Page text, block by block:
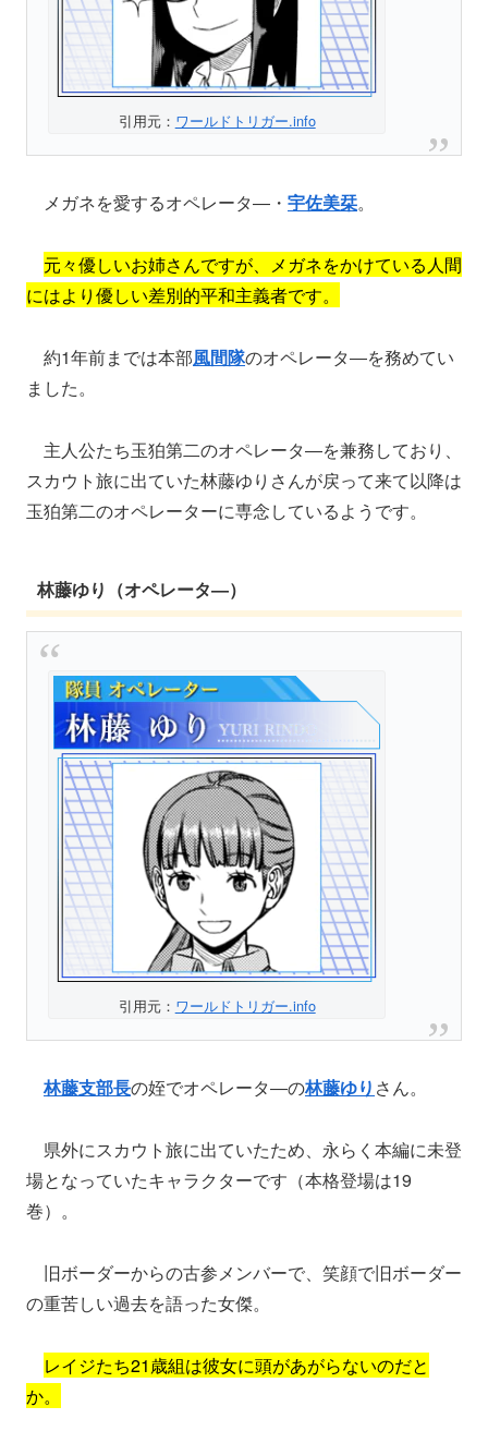
引用元： ワールドトリガー.info
メガネを愛するオペレータ―・ 宇佐美栞。
元々優しいお姉さんですが、メガネをかけている人間
にはより優しい差別的平和主義者です。
約1年前までは本部風間隊のオペレータ―を務めてい
ました。
主人公たち玉狛第二のオペレータ―を兼務しており、
スカウト旅に出ていた林藤ゆりさんが戻って来て以降は
玉狛第二のオペレーターに専念しているようです。
林藤ゆり（オペレータ―）
引用元： ワールドトリガー.info
林藤支部長の姪でオペレータ―の林藤ゆり さん。
県外にスカウト旅に出ていたため、永らく本編に未登
場となっていたキャラクターです（本格登場は19
巻）。
旧ボーダーからの古参メンバーで、笑顔で旧ボーダー
の重苦しい過去を語った女傑。
レイジたち21歳組は彼女に頭があがらないのだと
か。